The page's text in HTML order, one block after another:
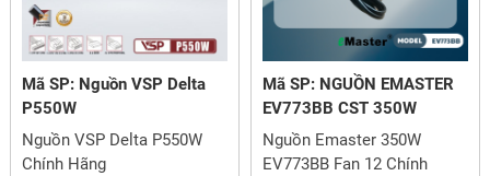
Mã SP: Nguồn VSP Delta
P550W
Nguồn VSP Delta P550W
Chính Hãng
Mã SP: NGUỒN EMASTER
EV773BB CST 350W
Nguồn Emaster 350W
EV773BB Fan 12 Chính